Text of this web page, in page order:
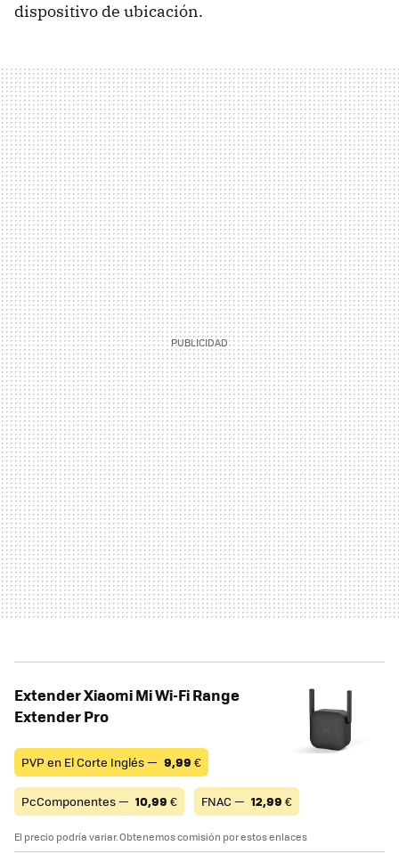
dispositivo de ubicación.
Extender Xiaomi Mi Wi-Fi Range
Extender Pro
PVP en El Corte Inglés — 9,99 €
PcComponentes — 10,99 € FNAC — 12,99 €
El precio podría variar. Obtenemos comisión por estos enlaces